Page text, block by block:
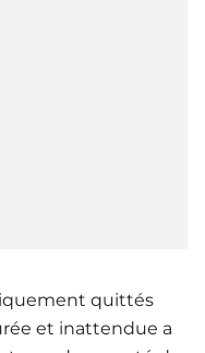
quittés
et inattendue a